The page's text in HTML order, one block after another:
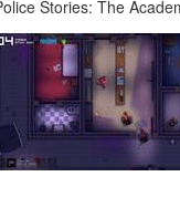
Stories: The